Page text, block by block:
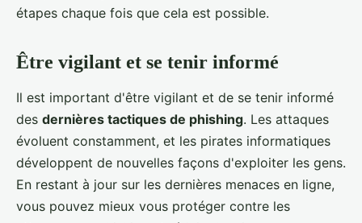
étapes chaque fois que cela est possible.
Être vigilant et se tenir informé
Il est important d'être vigilant et de se tenir informé
des dernières tactiques de phishing. Les attaques
évoluent constamment, et les pirates informatiques
développent de nouvelles façons d'exploiter les gens.
En restant à jour sur les dernières menaces en ligne,
vous pouvez mieux vous protéger contre les